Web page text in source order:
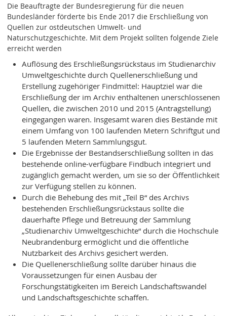
Die Beauftragte der Bundesregierung für die neuen
Bundesländer förderte bis Ende 2017 die Erschließung von
Quellen zur ostdeutschen Umwelt- und
Naturschutzgeschichte. Mit dem Projekt sollten folgende Ziele
erreicht werden
Auflösung des Erschließungsrückstaus im Studienarchiv
Umweltgeschichte durch Quellenerschließung und
Erstellung zugehöriger Findmittel: Hauptziel war die
Erschließung der im Archiv enthaltenen unerschlossenen
Quellen, die zwischen 2010 und 2015 (Antragstellung)
eingegangen waren. Insgesamt waren dies Bestände mit
einem Umfang von 100 laufenden Metern Schriftgut und
5 laufenden Metern Sammlungsgut.
Die Ergebnisse der Bestandserschließung sollten in das
bestehende online-verfügbare Findbuch integriert und
zugänglich gemacht werden, um sie so der Öffentlichkeit
zur Verfügung stellen zu können.
Durch die Behebung des mit „Teil B“ des Archivs
bestehenden Erschließungsrückstaus sollte die
dauerhafte Pflege und Betreuung der Sammlung
„Studienarchiv Umweltgeschichte“ durch die Hochschule
Neubrandenburg ermöglicht und die öffentliche
Nutzbarkeit des Archivs gesichert werden.
Die Quellenerschließung sollte darüber hinaus die
Voraussetzungen für einen Ausbau der
Forschungstätigkeiten im Bereich Landschaftswandel
und Landschaftsgeschichte schaffen.